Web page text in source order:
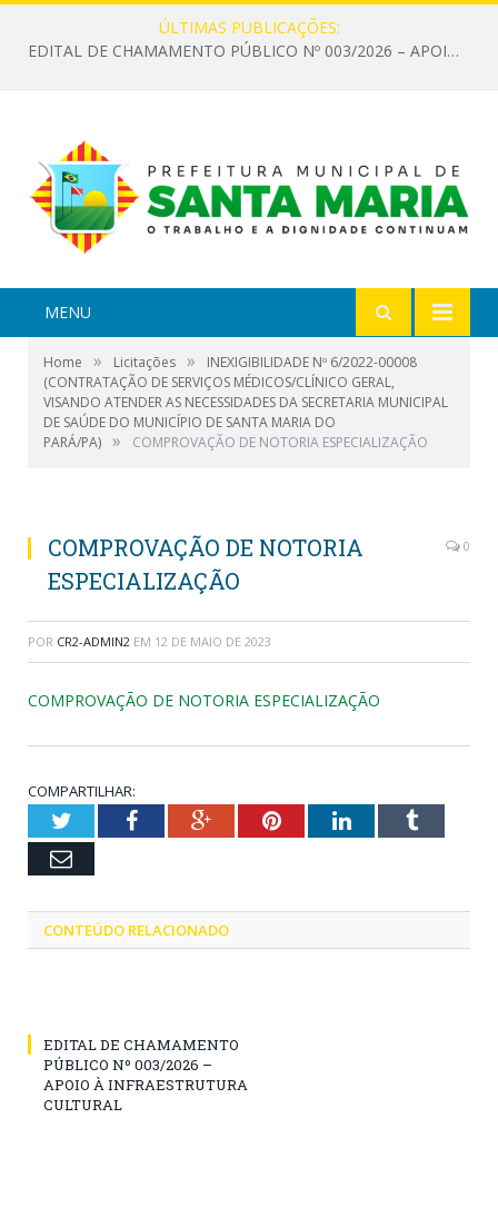
ÚLTIMAS PUBLICAÇÕES:
EDITAL DE CHAMAMENTO PÚBLICO Nº 003/2026 – APOIO À INFRAESTRUTURA CULTURAL
MENU
Home » Licitações »
INEXIGIBILIDADE Nº 6/2022-00008
(CONTRATAÇÃO DE SERVIÇOS MÉDICOS/CLÍNICO GERAL,
VISANDO ATENDER AS NECESSIDADES DA SECRETARIA MUNICIPAL
DE SAÚDE DO MUNICÍPIO DE SANTA MARIA DO
PARÁ/PA) » COMPROVAÇÃO DE NOTORIA ESPECIALIZAÇÃO
COMPROVAÇÃO DE NOTORIA
ESPECIALIZAÇÃO
0
POR CR2-ADMIN2 EM 12 DE MAIO DE 2023
COMPROVAÇÃO DE NOTORIA ESPECIALIZAÇÃO
COMPARTILHAR:
TwitterFacebookGoogle+PinterestLinkedInTumblr
Email
CONTEÚDO RELACIONADO
EDITAL DE CHAMAMENTO
PÚBLICO Nº 003/2026 –
APOIO À INFRAESTRUTURA
CULTURAL